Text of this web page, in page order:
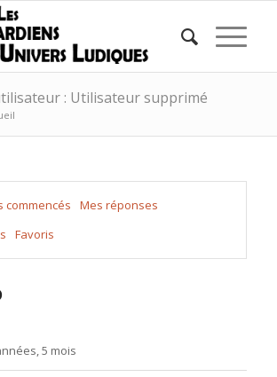
: Utilisateur supprimé
commencés
Mes réponses
Favoris
5 mois